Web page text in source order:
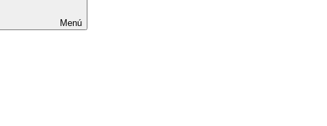
Menú